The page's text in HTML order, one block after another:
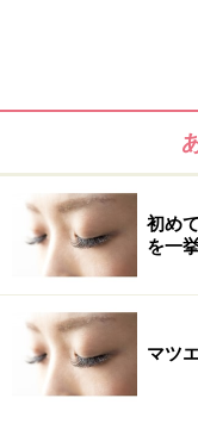
初め
を一
マツ